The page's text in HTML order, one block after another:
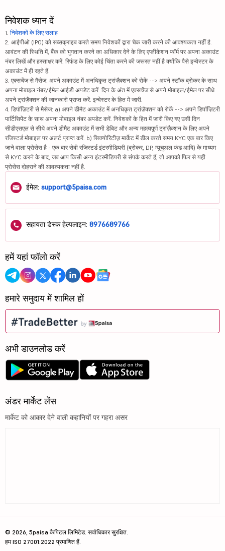
निवेशक ध्यान दें
1. निवेशकों के लिए सलाह
2. आईपीओ (IPO) को सब्सक्राइब करते समय निवेशकों द्वारा चेक जारी करने की आवश्यकता नहीं है.
आवंटन की स्थिति में, बैंक को भुगतान करने का अधिकार देने के लिए एप्लीकेशन फॉर्म पर अपना अकाउंट
नंबर लिखें और हस्ताक्षर करें. रिफंड के लिए कोई चिंता करने की जरूरत नहीं है क्योंकि पैसे इन्वेस्टर के
अकाउंट में ही रहते हैं.
3. एक्सचेंज से मैसेज: अपने अकाउंट में अनधिकृत ट्रांज़ैक्शन को रोकें --> अपने स्टॉक ब्रोकर के साथ
अपना मोबाइल नंबर/ईमेल आईडी अपडेट करें. दिन के अंत में एक्सचेंज से अपने मोबाइल/ईमेल पर सीधे
अपने ट्रांज़ैक्शन की जानकारी प्राप्त करें. इन्वेस्टर के हित में जारी.
4. डिपॉज़िटरी से मैसेज: a) अपने डीमैट अकाउंट में अनधिकृत ट्रांज़ैक्शन को रोकें --> अपने डिपॉज़िटरी
पार्टिसिपेंट के साथ अपना मोबाइल नंबर अपडेट करें. निवेशकों के हित में जारी किए गए उसी दिन
सीडीएसएल से सीधे अपने डीमैट अकाउंट में सभी डेबिट और अन्य महत्वपूर्ण ट्रांज़ैक्शन के लिए अपने
रजिस्टर्ड मोबाइल पर अलर्ट प्राप्त करें. b) सिक्योरिटीज़ मार्केट में डील करते समय KYC एक बार किए
जाने वाला प्रोसेस है - एक बार सेबी रजिस्टर्ड इंटरमीडियरी (ब्रोकर, DP, म्यूचुअल फंड आदि) के माध्यम
से KYC करने के बाद, जब आप किसी अन्य इंटरमीडियरी से संपर्क करते हैं, तो आपको फिर से यही
प्रोसेस दोहराने की आवश्यकता नहीं है.
ईमेल: support@5paisa.com
सहायता डेस्क हेल्पलाइन: 8976689766
हमें यहां फॉलो करें
हमारे समुदाय में शामिल हों
अभी डाउनलोड करें
अंडर मार्केट लेंस
मार्केट को आकार देने वाली कहानियों पर गहरा असर
© 2026, 5paisa कैपिटल लिमिटेड. सर्वाधिकार सुरक्षित.
हम ISO 27001:2022 प्रमाणित हैं.